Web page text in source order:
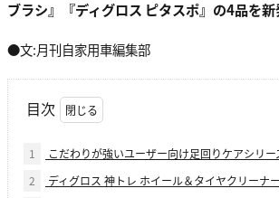
ブラシ』『ディグロス ピタスポ』の4品を新
●文:月刊自家用車編集部
目次
1
こだわりが強いユーザー向け足回りケアシリー
2
ディグロス 神トレ ホイール＆タイヤクリーナー